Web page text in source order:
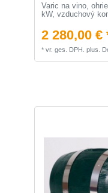
Varic na vino,
kW, vzduchový
2 280,00 €
*vr. ges. DPH. plus.